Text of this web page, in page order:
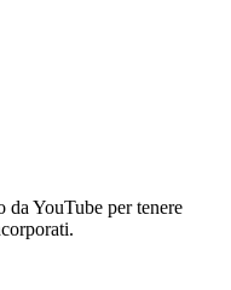
da YouTube per tenere